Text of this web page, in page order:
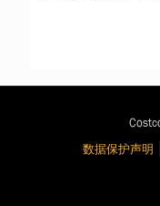
数据保护声明